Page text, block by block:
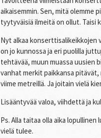
aikaisemmin. Sen, mitä olemme
tyytyväisiä ilmeitä on ollut. Taisi
Nyt alkaa konserttisalikeikkojen
on jo kunnossa ja eri puolilla
tehtävää, muun muassa uusien
vanhat merkit paikkansa
viime metreillä. Ja joitain vielä
Lisääntyvää valoa, viihdettä ja
Ps. Alla taitaa olla aika
vielä tulee.